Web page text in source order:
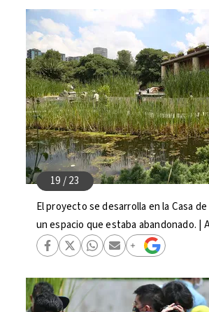
El proyecto se desarrolla en la Casa
un espacio que estaba abandonado. |